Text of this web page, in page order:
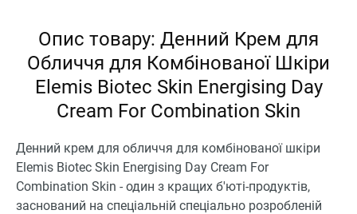
Опис товару: Денний Крем для
Обличчя для Комбінованої Шкіри
Elemis Biotec Skin Energising Day
Cream For Combination Skin
Денний крем для обличчя для комбінованої шкіри
Elemis Biotec Skin Energising Day Cream For
Combination Skin - один з кращих б'юті-продуктів,
заснований на спеціальній спеціально розробленій